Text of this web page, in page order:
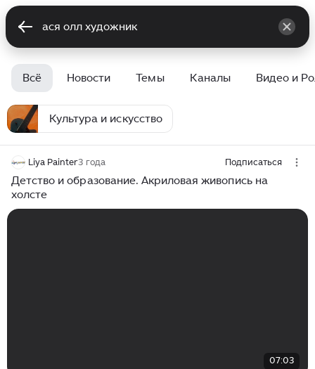
Всё Новости Темы Каналы Видео и
Культура и искусство
Liya Painter3 года Подписаться
Детство и образование. Акриловая живопись на
холсте
07:03